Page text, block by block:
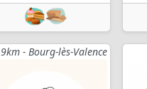
9km - Bourg-lès-Valence